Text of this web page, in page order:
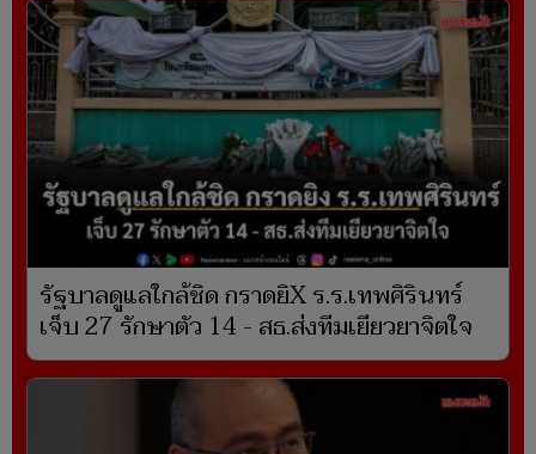
รัฐบาลดูแลใกล้ชิด กราดยิX ร.ร.เทพศิรินทร์
เจ็บ 27 รักษาตัว 14 - สธ.ส่งทีมเยียวยาจิตใจ